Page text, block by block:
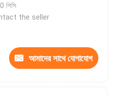
পিসি
the seller
আমাদের সাথে যোগাযোগ